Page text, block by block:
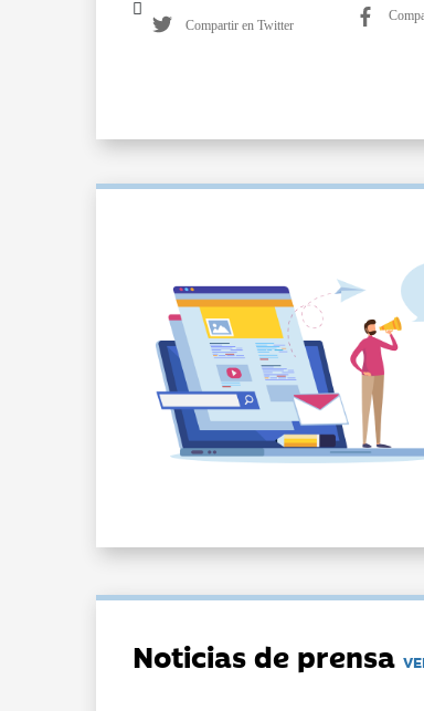
Compartir en Twitter
Noticias de prensa